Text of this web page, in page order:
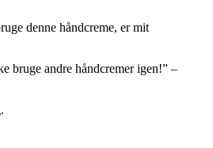
denne håndcreme, er mit
bruge andre håndcremer igen!” –